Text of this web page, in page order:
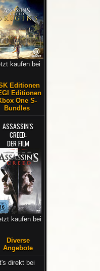
kaufen bei
Editionen
Editionen
One S-
Bundles
ASSASSIN'S
CREED:
DER FILM
kaufen bei
Diverse
Angebote
direkt bei